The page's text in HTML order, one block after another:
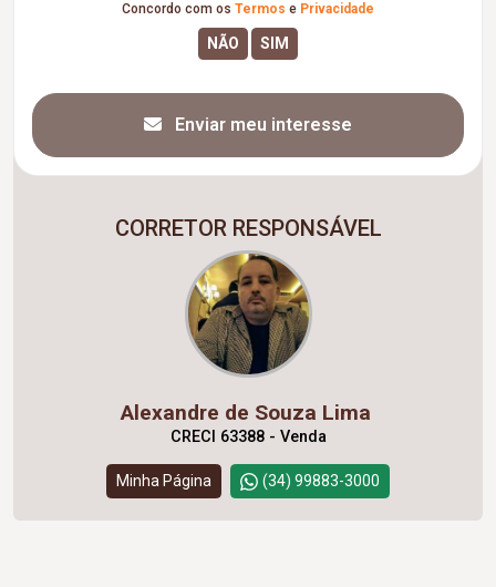
Concordo com os Termos e Privacidade
Enviar meu interesse
CORRETOR RESPONSÁVEL
Alexandre de Souza Lima
CRECI 63388 - Venda
Minha Página (34) 99883-3000